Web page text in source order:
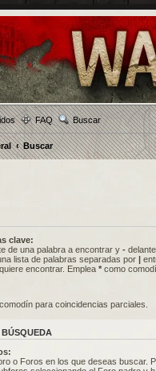
FAQ Buscar
Buscar
clave:
de una palabra a encontrar y -
lista de palabras separadas por |
encontrar. Emplea * como
para coincidencias parciales.
o Foros en los que deseas buscar.